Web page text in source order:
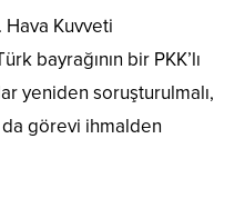
Hava Kuvveti
bayrağının bir PKK’lı
yeniden soruşturulmalı,
görevi ihmalden